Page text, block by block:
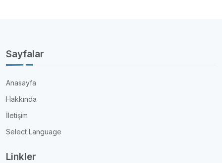
Sayfalar
Anasayfa
Hakkında
İletişim
Select Language
Linkler